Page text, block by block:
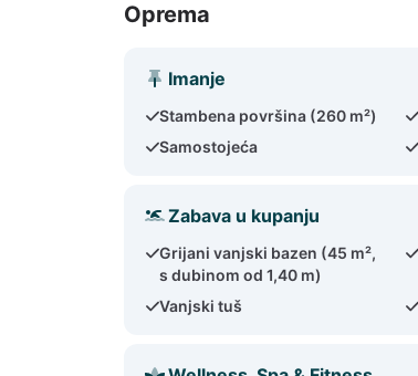
Oprema
Imanje
Stambena površina (260 m²)
Samostojeća
Zabava u kupanju
Grijani vanjski bazen (45 m²,
s dubinom od 1,40 m)
Vanjski tuš